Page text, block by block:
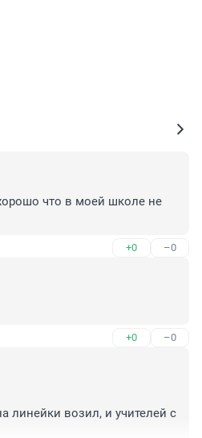
что в моей школе не
+0 –0
+0 –0
линейки возил, и учителей с